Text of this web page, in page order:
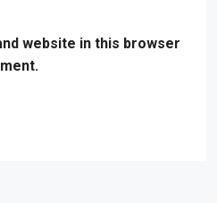
website in this browser